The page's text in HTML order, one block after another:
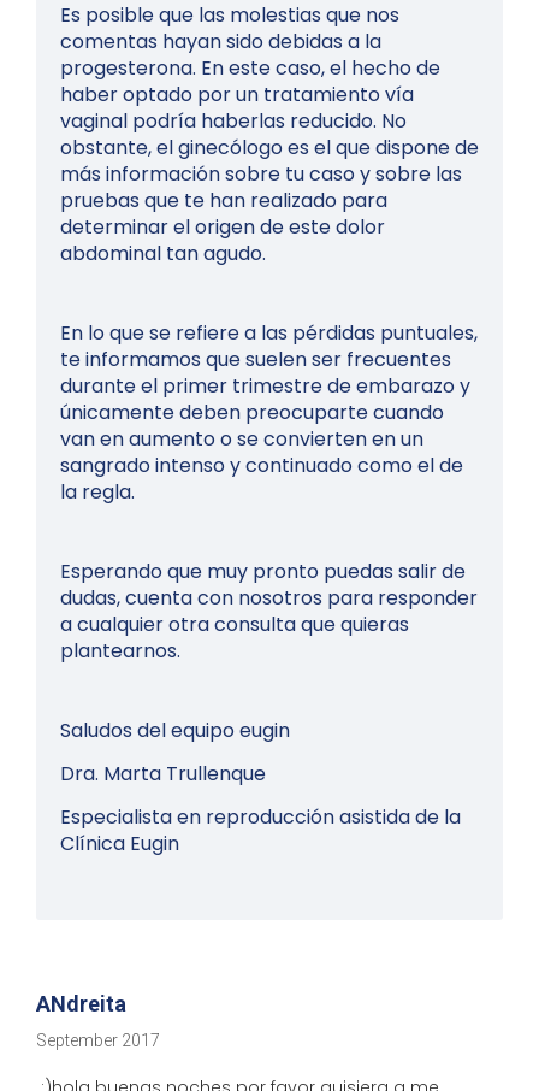
Es posible que las molestias que nos
comentas hayan sido debidas a la
progesterona. En este caso, el hecho de
haber optado por un tratamiento vía
vaginal podría haberlas reducido. No
obstante, el ginecólogo es el que dispone de
más información sobre tu caso y sobre las
pruebas que te han realizado para
determinar el origen de este dolor
abdominal tan agudo.
En lo que se refiere a las pérdidas puntuales,
te informamos que suelen ser frecuentes
durante el primer trimestre de embarazo y
únicamente deben preocuparte cuando
van en aumento o se convierten en un
sangrado intenso y continuado como el de
la regla.
Esperando que muy pronto puedas salir de
dudas, cuenta con nosotros para responder
a cualquier otra consulta que quieras
plantearnos.
Saludos del equipo eugin
Dra. Marta Trullenque
Especialista en reproducción asistida de la
Clínica Eugin
ANdreita
September 2017